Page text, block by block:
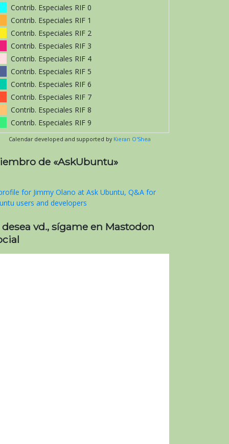
Contrib. Especiales RIF 0
Contrib. Especiales RIF 1
Contrib. Especiales RIF 2
Contrib. Especiales RIF 3
Contrib. Especiales RIF 4
Contrib. Especiales RIF 5
Contrib. Especiales RIF 6
Contrib. Especiales RIF 7
Contrib. Especiales RIF 8
Contrib. Especiales RIF 9
Calendar developed and supported by Kieran O'Shea
de «AskUbuntu»
desea vd., sígame en Mastodon